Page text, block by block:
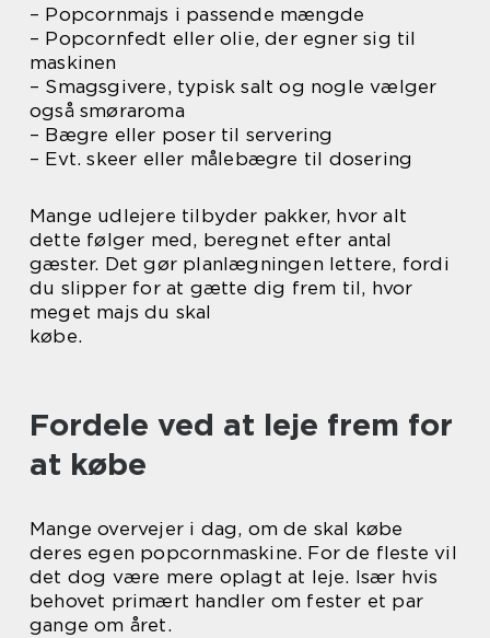
– Popcornmajs i passende mængde
– Popcornfedt eller olie, der egner sig til
maskinen
– Smagsgivere, typisk salt og nogle vælger
også smøraroma
– Bægre eller poser til servering
– Evt. skeer eller målebægre til dosering
Mange udlejere tilbyder pakker, hvor alt
dette følger med, beregnet efter antal
gæster. Det gør planlægningen lettere, fordi
du slipper for at gætte dig frem til, hvor
meget majs du skal
købe.
Fordele ved at leje frem for
at købe
Mange overvejer i dag, om de skal købe
deres egen popcornmaskine. For de fleste vil
det dog være mere oplagt at leje. Især hvis
behovet primært handler om fester et par
gange om året.